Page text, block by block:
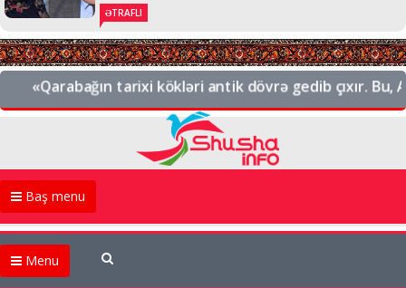
ƏTRAFLI
«Qarabağın tarixi kökləri antik dövrə gedib çıxır. Bu,
Baş menu
Menu